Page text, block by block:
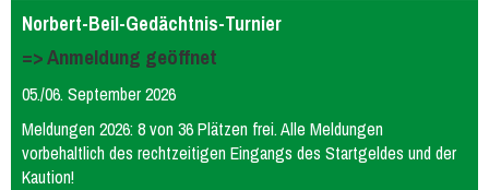
Norbert-Beil-Gedächtnis-Turnier
=> Anmeldung geöffnet
05./06. September 2026
Meldungen 2026: 8 von 36 Plätzen frei. Alle Meldungen
vorbehaltlich des rechtzeitigen Eingangs des Startgeldes und der
Kaution!